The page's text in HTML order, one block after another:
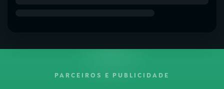
PARCEIROS E PUBLICIDADE